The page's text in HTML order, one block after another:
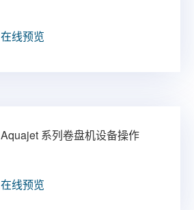
在线预览
Aquajet 系列卷盘机设备操作
在线预览